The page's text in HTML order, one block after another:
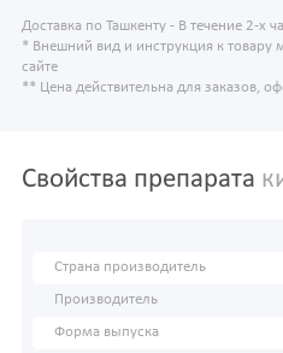
Доставка по Ташкенту - В течение 2-х
* Внешний вид и инструкция к товару
сайте
** Цена действительна для заказов,
Свойства препарата
Страна производитель
Производитель
Форма выпуска